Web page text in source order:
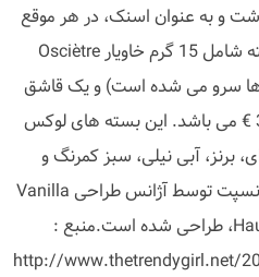
و به عنوان اسنک، در هر موقع
از روز از آن استفاده کرد. هر بسته شامل 15 گرم خاویار Osciètre
ها سرو می شده است) و یک قاشق
کوچک است. قیمت هر بسته 35 € می باشد. این بسته های لوکس
ای، برنز، آبی نیلی، سبز کمرنگ و
سرخابی)، ارائه می شوند. این کانسپت توسط آژانس طراحی Vanilla
& Co، برای Haute Cuisine Kaviari، طراحی شده است.منبع :
http://www.thetrendygirl.net/